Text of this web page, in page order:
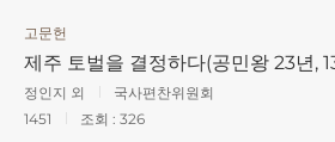
고문헌
제주 토벌을 결정하다(공민왕 23년,
정인지 외
국사편찬위원회
1451
조회 : 326